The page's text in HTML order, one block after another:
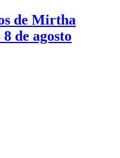
de Mirtha
de agosto